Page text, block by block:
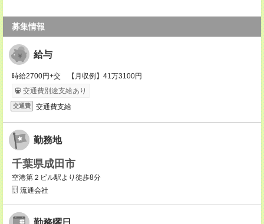
募集情報
給与
時給2700円+交 【月収例】41万3100円
交通費別途支給あり
交通費 交通費支給
勤務地
千葉県成田市
空港第２ビル駅より徒歩8分
流通会社